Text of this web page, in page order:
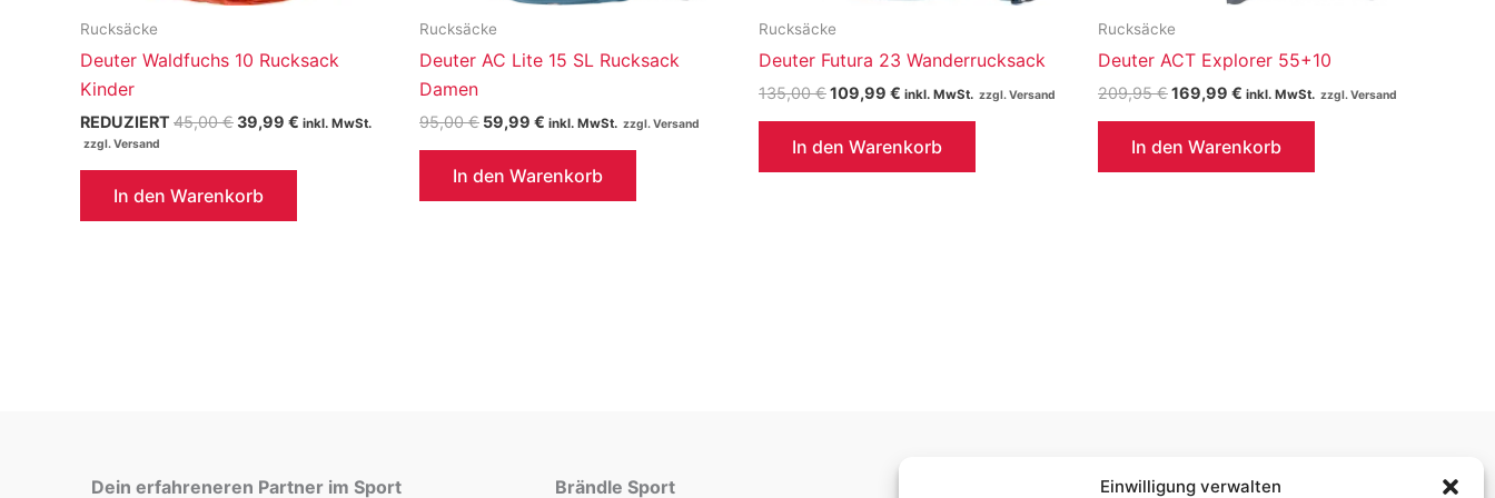
Einwilligung verwalten
Rucksäcke
Deuter Waldfuchs 10 Rucksack
Kinder
REDUZIERT 45,00€Ursprünglicher
39,99 € Aktueller
inkl. MwSt.
In den Warenkorb
Rucksäcke
Deuter AC Lite 15 SL Rucksack
Damen
95,00€ Ursprünglicher
95,00 €
59,99 € Aktueller
59,99 €.
inkl. MwSt.
In den Warenkorb
Rucksäcke
Deuter Futura 23 Wanderrucksack
135,00€Ursprünglicher
135,00 €
109,99 € Aktueller
109,99 €.
inkl. MwSt.
In den Warenkorb
Rucksäcke
Deuter ACT Explorer 55+10
209,95€Ursprünglicher
209,95 €
169,99 € Aktueller
169,99 €.
inkl. MwSt.
In den Warenkorb
Dein erfahreneren Partner im Sport Brändle Sport Ladenöffnungszeiten: